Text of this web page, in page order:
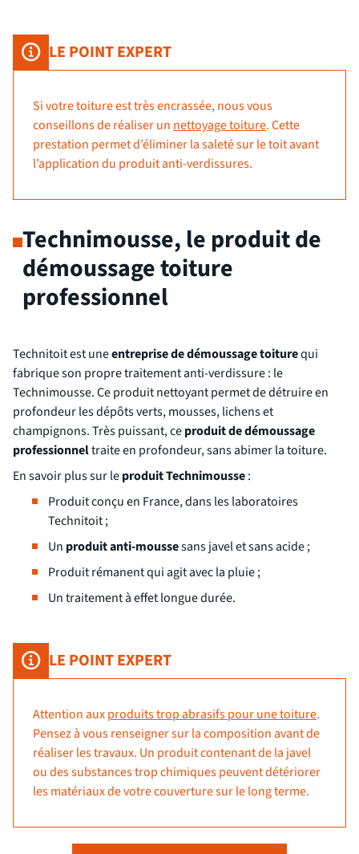
LE POINT EXPERT
Si votre toiture est très encrassée, nous vous
conseillons de réaliser unnettoyage toiture. Cette
prestation permet d’éliminer la saleté sur le toit avant
l’application du produit anti-verdissures.
Technimousse, le produit de
démoussage toiture
professionnel
Technitoit est uneentreprise de démoussage toiturequi
fabrique son propre traitement anti-verdissure : le
Technimousse. Ce produit nettoyant permet de détruire en
profondeur les dépôts verts, mousses, lichens et
champignons. Très puissant, ceproduit de démoussage
professionneltraite en profondeur, sans abimer la toiture.
En savoir plus sur leproduit Technimousse:
Produit conçu en France, dans les laboratoires
Technitoit ;
Un produit anti-moussesans javel et sans acide ;
Produit rémanent qui agit avec la pluie ;
Un traitement à effet longue durée.
LE POINT EXPERT
Attention auxproduits trop abrasifs pour une toiture.
Pensez à vous renseigner sur la composition avant de
réaliser les travaux. Un produit contenant de la javel
ou des substances trop chimiques peuvent détériorer
les matériaux de votre couverture sur le long terme.